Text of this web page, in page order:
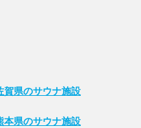
賀県のサウナ施設
本県のサウナ施設